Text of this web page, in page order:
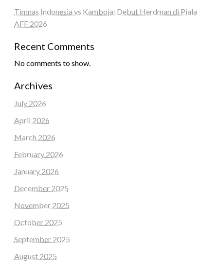
Timnas Indonesia vs Kamboja: Debut Herdman di Piala
AFF 2026
Recent Comments
No comments to show.
Archives
July 2026
April 2026
March 2026
February 2026
January 2026
December 2025
November 2025
October 2025
September 2025
August 2025